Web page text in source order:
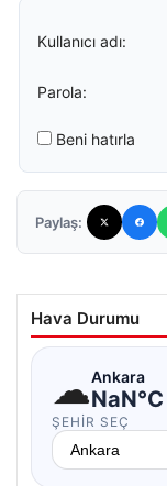
Kullanıcı adı:
Parola:
Beni hatırla
Paylaş:
Hava Durumu
☁Ankara
NaN°C
ŞEHIR SEÇ